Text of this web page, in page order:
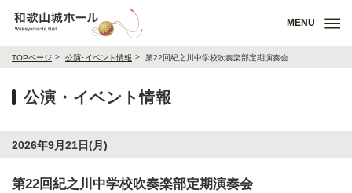
MENU
TOPページ 公演･イベント情報 第22回紀之川中学校吹奏楽部定期演奏会
公演・イベント情報
2026年9月21日(月)
第22回紀之川中学校吹奏楽部定期演奏会